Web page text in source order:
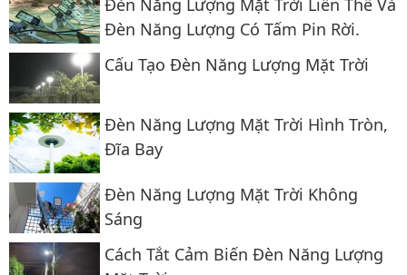
Đèn Năng Lượng Có Tấm Pin Rời.
Cấu Tạo Đèn Năng Lượng Mặt Trời
Đèn Năng Lượng Mặt Trời Hình Tròn,
Đĩa Bay
Đèn Năng Lượng Mặt Trời Không
Sáng
Cách Tắt Cảm Biến Đèn Năng Lượng